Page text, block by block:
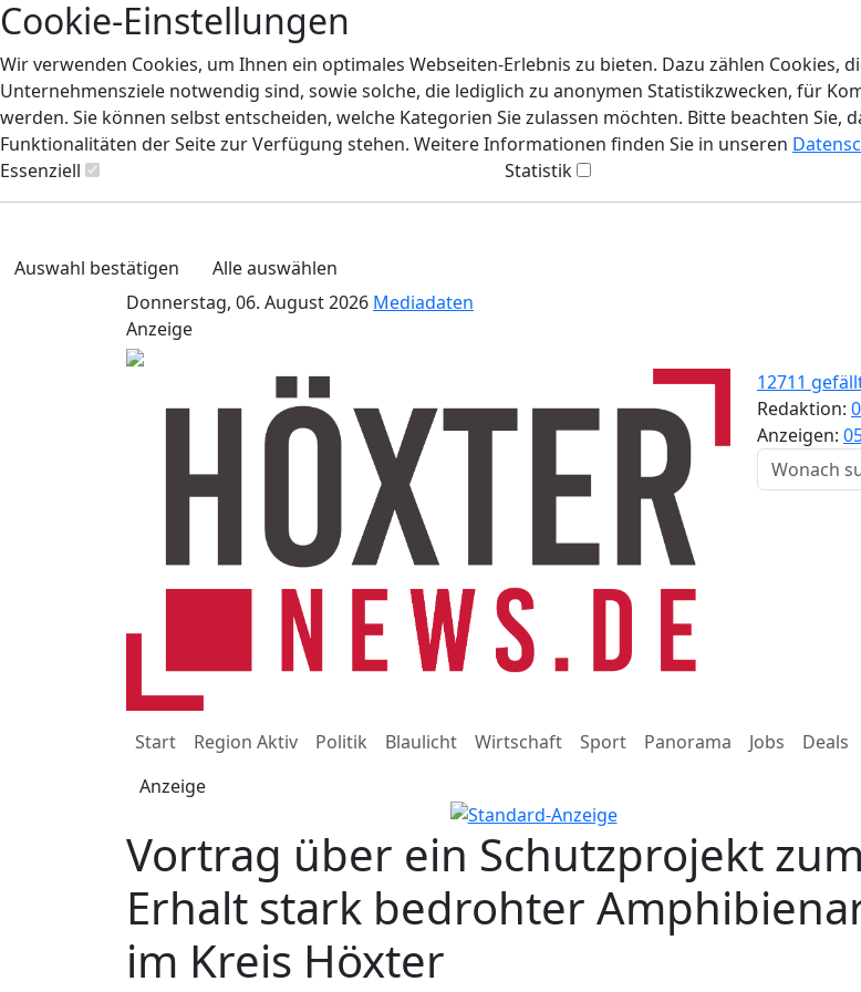
Cookie-Einstellungen
Wir verwenden Cookies, um Ihnen ein optimales Webseiten-Erlebnis zu bieten. Dazu zählen
Unternehmensziele notwendig sind, sowie solche, die lediglich zu anonymen Statistikzwecken, für
werden. Sie können selbst entscheiden, welche Kategorien Sie zulassen möchten. Bitte beachten
Funktionalitäten der Seite zur Verfügung stehen. Weitere Informationen finden Sie in unseren
Essenziell
Statistik
Auswahl bestätigen
Alle auswählen
Donnerstag, 06. August 2026 Mediadaten
Anzeige
12711
Redaktion:
Anzeigen:
Start Region Aktiv Politik Blaulicht Wirtschaft Sport Panorama Jobs Deals
Anzeige
Vortrag über ein Schutzprojekt zum
Erhalt stark bedrohter
im Kreis Höxter